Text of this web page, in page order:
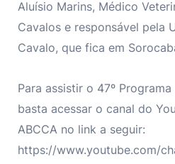
Aluísio Marins, Médico
Cavalos e responsável pela
Cavalo, que fica em
Para assistir o 47º
basta acessar o canal do
ABCCA no link a seguir:
https://www.youtube.com/